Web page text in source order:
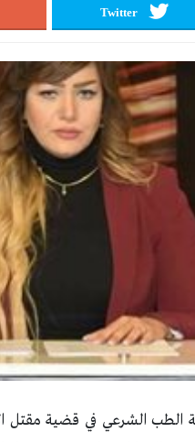
Twitter
الطب الشرعي في قضية